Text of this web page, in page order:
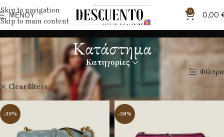
Skip to navigation
Skip to main content
ΜΕΝΟΎ 0 0,00
Κατάστημα
Κατηγορίες
Αρχική σελίδα Κατάστημα Φίλτρα
Clear filters Guess
-39% -38%